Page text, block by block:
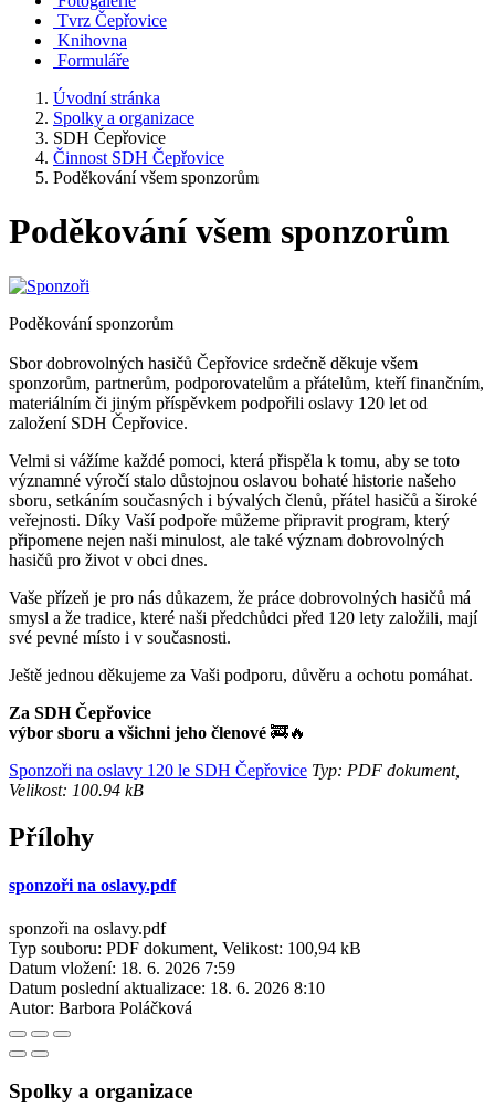
Tvrz Čepřovice
Knihovna
Formuláře
Úvodní stránka
Spolky a organizace
SDH Čepřovice
Činnost SDH Čepřovice
Poděkování všem sponzorům
Poděkování všem sponzorům
Poděkování sponzorům
Sbor dobrovolných hasičů Čepřovice srdečně děkuje všem
sponzorům, partnerům, podporovatelům a přátelům, kteří finančním,
materiálním či jiným příspěvkem podpořili oslavy 120 let od
založení SDH Čepřovice.
Velmi si vážíme každé pomoci, která přispěla k tomu, aby se toto
významné výročí stalo důstojnou oslavou bohaté historie našeho
sboru, setkáním současných i bývalých členů, přátel hasičů a široké
veřejnosti. Díky Vaší podpoře můžeme připravit program, který
připomene nejen naši minulost, ale také význam dobrovolných
hasičů pro život v obci dnes.
Vaše přízeň je pro nás důkazem, že práce dobrovolných hasičů má
smysl a že tradice, které naši předchůdci před 120 lety založili, mají
své pevné místo i v současnosti.
Ještě jednou děkujeme za Vaši podporu, důvěru a ochotu pomáhat.
Za SDH Čepřovice
výbor sboru a všichni jeho členové 🚒🔥
Sponzoři na oslavy 120 le SDH Čepřovice Typ: PDF dokument,
Velikost: 100.94 kB
Přílohy
sponzoři na oslavy.pdf
sponzoři na oslavy.pdf
Typ souboru: PDF dokument, Velikost: 100,94 kB
Datum vložení: 18. 6. 2026 7:59
Datum poslední aktualizace: 18. 6. 2026 8:10
Autor: Barbora Poláčková
Spolky a organizace